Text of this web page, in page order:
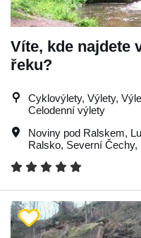
Víte, kde najdete
řeku?
Cyklovýlety, Výlety,
Celodenní výlety
Noviny pod Ralskem,
Ralsko, Severní Čechy,